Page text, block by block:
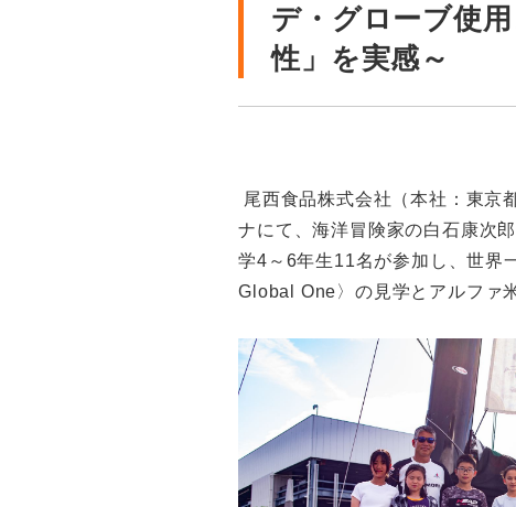
デ・グローブ使
性」を実感～
尾西食品株式会社（本社：東京
ナにて、海洋冒険家の白石康次
学4～6年生11名が参加し、世界
Global One〉の見学とアルファ